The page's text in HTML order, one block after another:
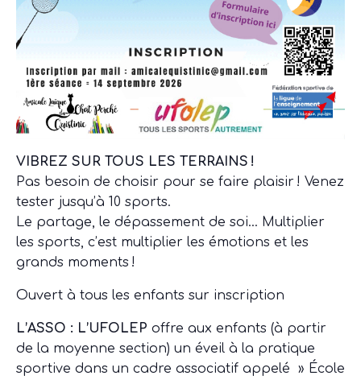
VIBREZ SUR TOUS LES TERRAINS !
Pas besoin de choisir pour se faire plaisir ! Venez
tester jusqu’à 10 sports.
Le partage, le dépassement de soi… Multiplier
les sports, c’est multiplier les émotions et les
grands moments !
Ouvert à tous les enfants sur inscription
L’ASSO : L’UFOLEP offre aux enfants (à partir
de la moyenne section) un éveil à la pratique
sportive dans un cadre associatif appelé » École